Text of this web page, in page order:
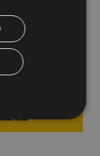
la vedono
principessa